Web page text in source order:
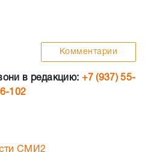
Комментарии
в редакцию: +7 (937) 55-
102
СМИ2